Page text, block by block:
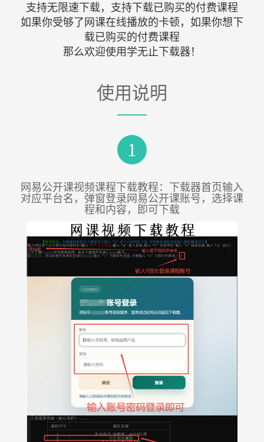
支持无限速下载，支持下载已购买的付费课程
如果你受够了网课在线播放的卡顿，如果你想下
载已购买的付费课程
那么欢迎使用学无止下载器！
使用说明
1
网易公开课视频课程下载教程：下载器首页输入
对应平台名，弹窗登录网易公开课账号，选择课
程和内容，即可下载